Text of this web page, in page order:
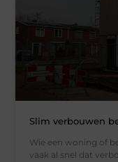
Slim verbouwen
Wie een woning of
vaak al snel dat